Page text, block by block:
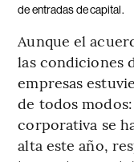
de entradas de capital.
Aunque el
las condiciones
empresas
de todos
corporativa se
alta este año,